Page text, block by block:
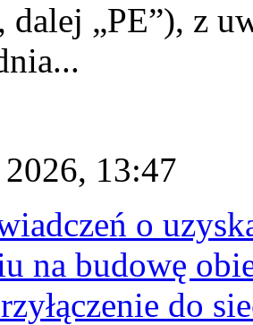
dalej „PE”), z
13:47
o
na budowę
do